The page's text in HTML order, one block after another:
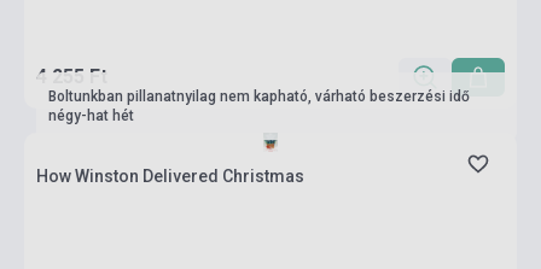
4 255 Ft
Boltunkban pillanatnyilag nem kapható, várható beszerzési idő
négy-hat hét
How Winston Delivered Christmas